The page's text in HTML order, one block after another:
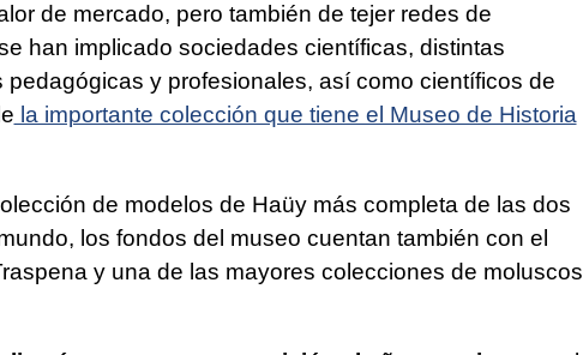
de mercado, pero también de tejer redes de
han implicado sociedades científicas, distintas
y profesionales, así como científicos de
la importante colección que tiene el Museo de Historia
de modelos de Haüy más completa de las dos
los fondos del museo cuentan también con el
y una de las mayores colecciones de moluscos